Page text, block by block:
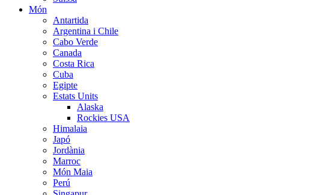
Món
Antartida
Argentina i Chile
Cabo Verde
Canada
Costa Rica
Cuba
Egipte
Estats Units
Alaska
Rockies USA
Himalaia
Japó
Jordània
Marroc
Món Maia
Perú